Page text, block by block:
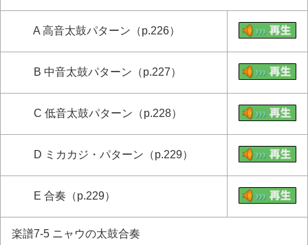
A 高音太鼓パターン（p.226）
B 中音太鼓パターン（p.227）
C 低音太鼓パターン（p.228）
D ミカカジ・パターン（p.229）
E 合奏（p.229）
楽譜7-5 ニャウの太鼓合奏